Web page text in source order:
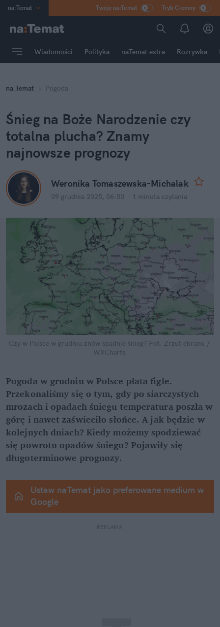
na:Temat
Poland
mama
Rozrywka
Twoje na:Temat Tryb Ciemny
Wiadomości Polityka naTemat extra Rozrywka
na:Temat Pogoda
Śnieg na Boże Narodzenie czy
totalna plucha? Znamy
najnowsze prognozy
Weronika Tomaszewska-Michalak
09 grudnia 2025, 06:00 1 minuta czytania
Czy w Polsce w grudniu znów spadnie śnieg? Fot. Zrzut ekranu /
WXCharts
Pogoda w grudniu w Polsce płata figle.
Przekonaliśmy się o tym, gdy po siarczystych
mrozach i opadach śniegu temperatura poszła w
górę i nawet zaświeciło słońce. A jak będzie w
kolejnych dniach? Kiedy możemy spodziewać
się powrotu opadów śniegu? Pojawiły się
długoterminowe prognozy.
Ustaw naTemat jako preferowane medium w
Google
REKLAMA